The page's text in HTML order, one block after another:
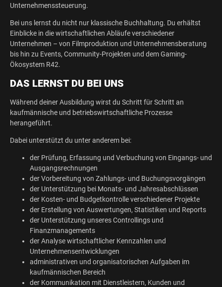
Unternehmenssteuerung.
Bei uns lernst du nicht nur klassische Buchhaltung. Du erhältst
Einblicke in die wirtschaftlichen Abläufe verschiedener
Unternehmen – von Filmproduktion und Unternehmensberatung
bis hin zu Events, Community-Projekten und dem Gaming-
Ökosystem R42.
DAS LERNST DU BEI UNS
Während deiner Ausbildung wirst du Schritt für Schritt an
kaufmännische und betriebswirtschaftliche Prozesse
herangeführt.
Dabei unterstützt du unter anderem bei:
der Prüfung, Erfassung und Verbuchung von Eingangs- und
Ausgangsrechnungen
der Vorbereitung von Zahlungs- und Buchungsvorgängen
der Unterstützung bei Monats- und Jahresabschlüssen
der Kosten- und Budgetkontrolle verschiedener Projekte
der Erstellung von Auswertungen, Statistiken und Reports
der Unterstützung unseres Controllings und
Finanzmanagements
der Analyse wirtschaftlicher Kennzahlen und
Unternehmensentwicklungen
administrativen und organisatorischen Aufgaben im
kaufmännischen Bereich
der Kommunikation mit Dienstleistern, Kunden und